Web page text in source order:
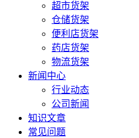
超市货架
仓储货架
便利店货架
药店货架
物流货架
新闻中心
行业动态
公司新闻
知识文章
常见问题